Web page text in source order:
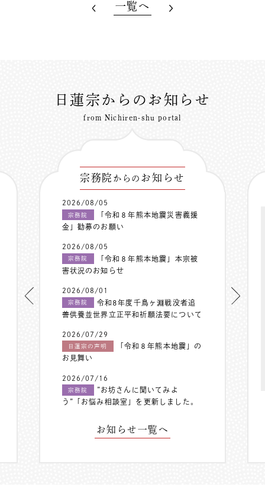
一覧へ
日蓮宗からのお知らせ
from Nichiren-shu portal
宗務院 からの お知らせ
2026/08/05
宗務院
「令和８年熊本地震災害義援
金」勧募のお願い
2026/08/05
宗務院
「令和８年熊本地震」本宗被
害状況のお知らせ
2026/08/01
宗務院
令和8年度千鳥ヶ淵戦没者追
善供養並世界立正平和祈願法要について
2026/07/29
日蓮宗の声明
「令和８年熊本地震」の
お見舞い
2026/07/16
宗務院
”お坊さんに聞いてみよ
う”「お悩み相談室」を更新しました。
お知らせ一覧へ